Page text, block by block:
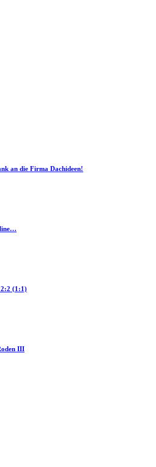
an die Firma Dachideen!
2:2 (1:1)
III